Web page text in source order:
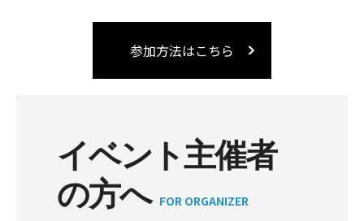
参加方法はこちら
イベント主催者
の方へ FOR ORGANIZER